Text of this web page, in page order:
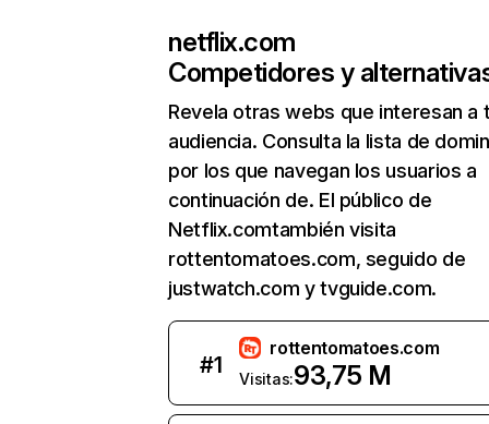
netflix.com
Competidores y
Revela otras webs que interesan a
audiencia. Consulta la lista de
por los que navegan los usuarios a
continuación de. El público de
Netflix.comtambién visita
rottentomatoes.com, seguido de
justwatch.com y tvguide.com.
#1
rottentomatoes.com
Visitas:93,75 M